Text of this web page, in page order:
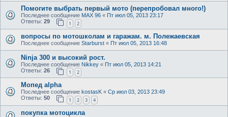
Помогите выбрать первый мото (перепробовал много!)
Последнее сообщение MAX 96 « Пт июл 05, 2013 23:17
Ответы: 29 1 2
вопросы по мотошколам и гаражам. м. Полежаевская
Последнее сообщение Starburst « Пт июл 05, 2013 16:48
Ninja 300 и высокий рост.
Последнее сообщение Nikkey « Пт июл 05, 2013 14:21
Ответы: 26 1 2
Мопед alpha
Последнее сообщение kostasK « Ср июл 03, 2013 23:49
Ответы: 50 1 2 3 4
покупка мотоцикла